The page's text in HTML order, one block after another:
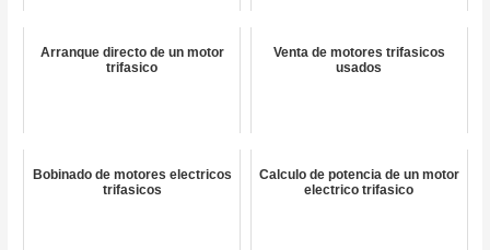
Arranque directo de un motor
trifasico
Venta de motores trifasicos
usados
Bobinado de motores electricos
trifasicos
Calculo de potencia de un motor
electrico trifasico